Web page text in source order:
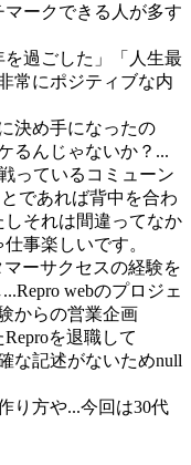
ークできる人が多す
を過ごした」「人生最
常にポジティブな内
決め手になったの
るんじゃないか？...
っているコミューン
であれば背中を合わ
それは間違ってなか
事楽しいです。
ーサクセスの経験を
webのプロジェ
からの営業企画
を退職して
な記述がないためnull
り方や...今回は30代